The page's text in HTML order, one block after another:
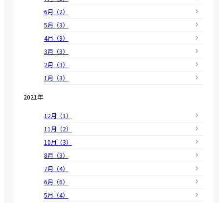
6月（2）
5月（3）
4月（3）
3月（3）
2月（3）
1月（3）
2021年
12月（1）
11月（2）
10月（3）
8月（3）
7月（4）
6月（6）
5月（4）